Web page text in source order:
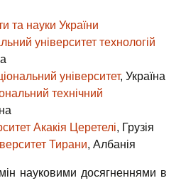
та науки України
університет технологій
університет, Україна
технічний
Акакія Церетелі, Грузія
Тирани, Албанія
науковими досягненнями в